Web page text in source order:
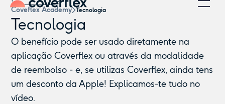
Coveflex Academy Tecnologia
Tecnologia
O benefício pode ser usado diretamente na
aplicação Coverflex ou através da modalidade
de reembolso - e, se utilizas Coverflex, ainda tens
um desconto da Apple! Explicamos-te tudo no
vídeo.